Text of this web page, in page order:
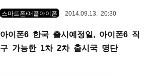
스마트폰/애플아이폰 2014.09.13. 20:30
아이폰6 한국 출시예정일, 아이폰6 직
구 가능한 1차 2차 출시국 명단